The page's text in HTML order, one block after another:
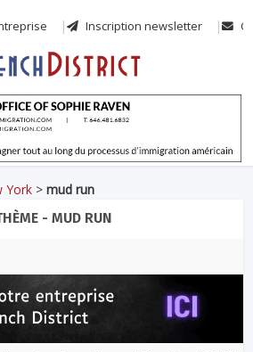
Inscription newsletter
York >mud run
- MUD RUN